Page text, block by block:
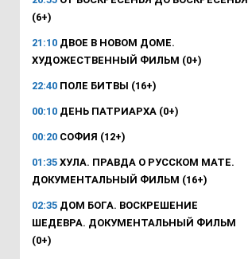
(6+)
21:10 ДВОЕ В НОВОМ ДОМЕ.
ХУДОЖЕСТВЕННЫЙ ФИЛЬМ (0+)
22:40 ПОЛЕ БИТВЫ (16+)
00:10 ДЕНЬ ПАТРИАРХА (0+)
00:20 СОФИЯ (12+)
01:35 ХУЛА. ПРАВДА О РУССКОМ МАТЕ.
ДОКУМЕНТАЛЬНЫЙ ФИЛЬМ (16+)
02:35 ДОМ БОГА. ВОСКРЕШЕНИЕ
ШЕДЕВРА. ДОКУМЕНТАЛЬНЫЙ ФИЛЬМ
(0+)